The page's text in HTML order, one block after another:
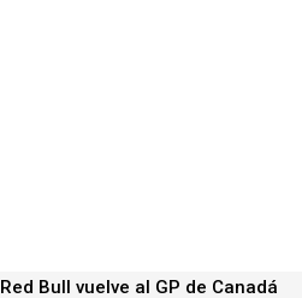
Red Bull vuelve al GP de Canadá